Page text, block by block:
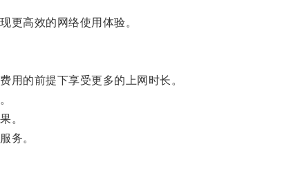
高效的网络使用体验。
的前提下享受更多的上网时长。
。
务。